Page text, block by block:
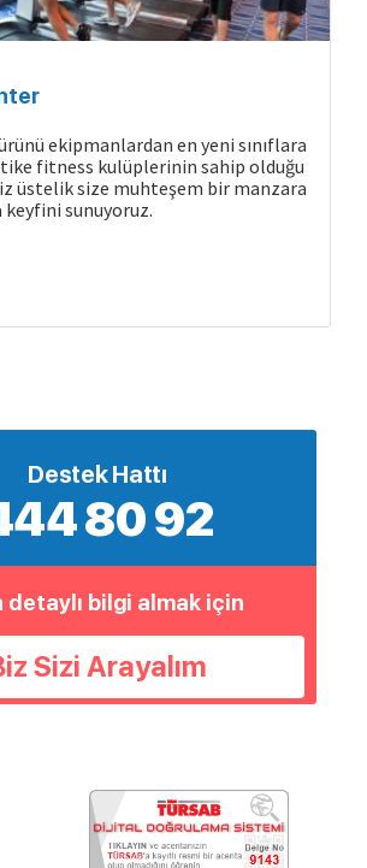
Gemide Yaşam
ekipmanlardan en yeni sınıflara
fitness kulüplerinin sahip olduğu
üstelik size muhteşem bir manzara
keyfini sunuyoruz.
Destek Hattı
80 92
detaylı bilgi almak için
Sizi Arayalım